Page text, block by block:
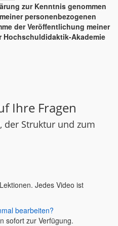
zur Kenntnis genommen
personenbezogenen
der Veröffentlichung meiner
Hochschuldidaktik-Akademie
Ihre Fragen
der Struktur und zum
Jedes Video ist
bearbeiten?
sofort zur Verfügung.